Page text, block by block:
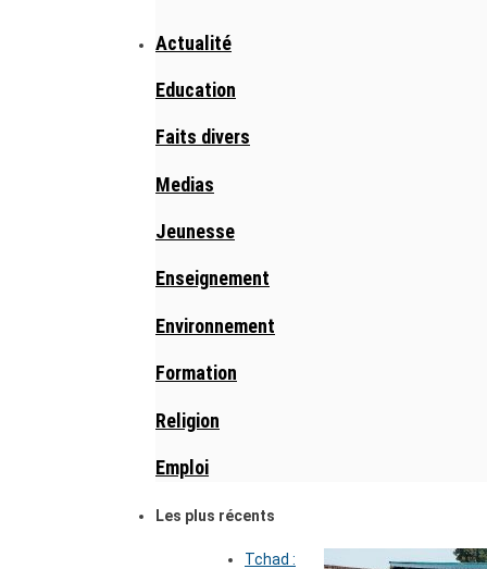
Actualité
Education
Faits divers
Medias
Jeunesse
Enseignement
Environnement
Formation
Religion
Emploi
Les plus récents
Tchad :